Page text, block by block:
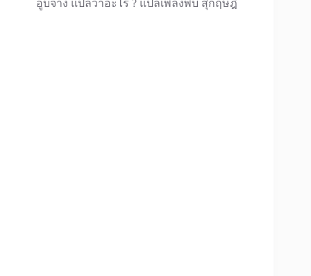
อู้บ่จ้าง แปลว่าอะไร ? แปลเพลงพี่บี้ สุกฤษฎิ์